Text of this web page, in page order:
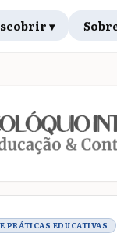
▾
PRÁTICAS EDUCATIVAS